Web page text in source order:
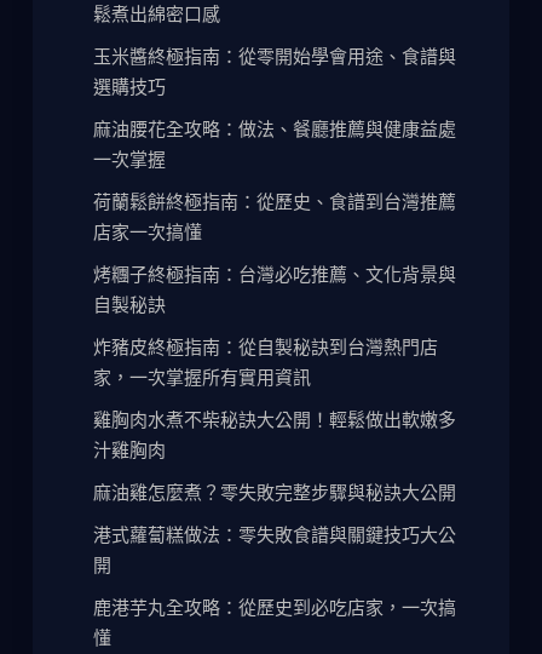
鬆煮出綿密口感
玉米醬終極指南：從零開始學會用途、食譜與
選購技巧
麻油腰花全攻略：做法、餐廳推薦與健康益處
一次掌握
荷蘭鬆餅終極指南：從歷史、食譜到台灣推薦
店家一次搞懂
烤糰子終極指南：台灣必吃推薦、文化背景與
自製秘訣
炸豬皮終極指南：從自製秘訣到台灣熱門店
家，一次掌握所有實用資訊
雞胸肉水煮不柴秘訣大公開！輕鬆做出軟嫩多
汁雞胸肉
麻油雞怎麼煮？零失敗完整步驟與秘訣大公開
港式蘿蔔糕做法：零失敗食譜與關鍵技巧大公
開
鹿港芋丸全攻略：從歷史到必吃店家，一次搞
懂